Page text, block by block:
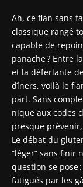
Ah, ce flan sans
classique rangé
capable de
panache ? Entre
et la déferlante
dîners, voilà le
part. Sans
nique aux codes
presque
Le débat du
“léger” sans finir
question se pose
fatigués par les